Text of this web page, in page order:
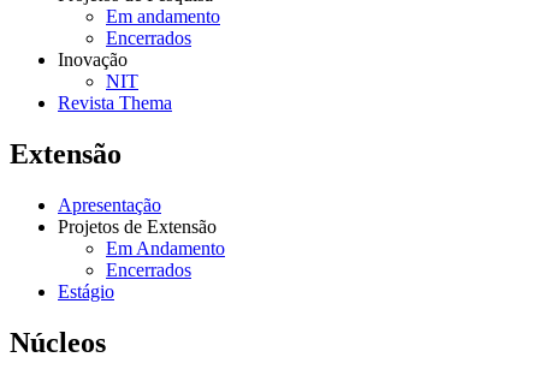
Em andamento
Encerrados
Inovação
NIT
Revista Thema
Extensão
Apresentação
Projetos de Extensão
Em Andamento
Encerrados
Estágio
Núcleos